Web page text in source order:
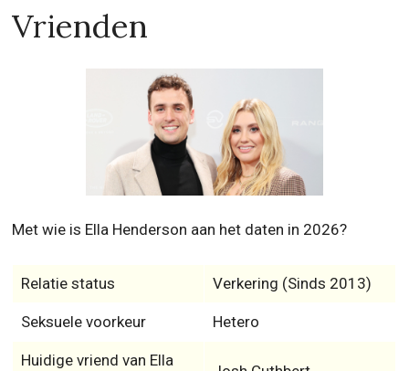
Vrienden
Met wie is Ella Henderson aan het daten in 2026?
Relatie status Verkering (Sinds 2013)
Seksuele voorkeur Hetero
Huidige vriend van Ella